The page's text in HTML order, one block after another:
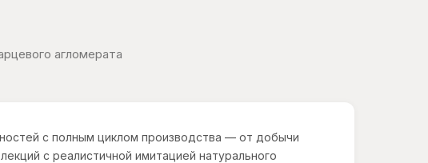
агломерата
с полным циклом производства — от добычи
с реалистичной имитацией натурального